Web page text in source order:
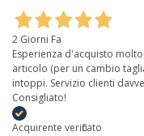
2 Giorni Fa
Esperienza d'acquisto
articolo (per un cambio
intoppi. Servizio clienti
Consigliato!
Acquirente verificato